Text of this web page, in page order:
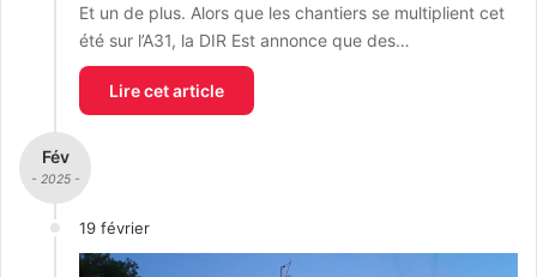
Et un de plus. Alors que les chantiers se multiplient cet
été sur l’A31, la DIR Est annonce que des…
Lire cet article
Fév
- 2025 -
19 février